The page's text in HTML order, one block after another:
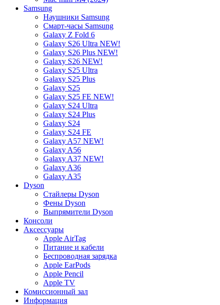
Samsung
Наушники Samsung
Смарт-часы Samsung
Galaxy Z Fold 6
Galaxy S26 Ultra NEW!
Galaxy S26 Plus NEW!
Galaxy S26 NEW!
Galaxy S25 Ultra
Galaxy S25 Plus
Galaxy S25
Galaxy S25 FE NEW!
Galaxy S24 Ultra
Galaxy S24 Plus
Galaxy S24
Galaxy S24 FE
Galaxy A57 NEW!
Galaxy A56
Galaxy A37 NEW!
Galaxy A36
Galaxy A35
Dyson
Стайлеры Dyson
Фены Dyson
Выпрямители Dyson
Консоли
Аксессуары
Apple AirTag
Питание и кабели
Беспроводная зарядка
Apple EarPods
Apple Pencil
Apple TV
Комиссионный зал
Информация